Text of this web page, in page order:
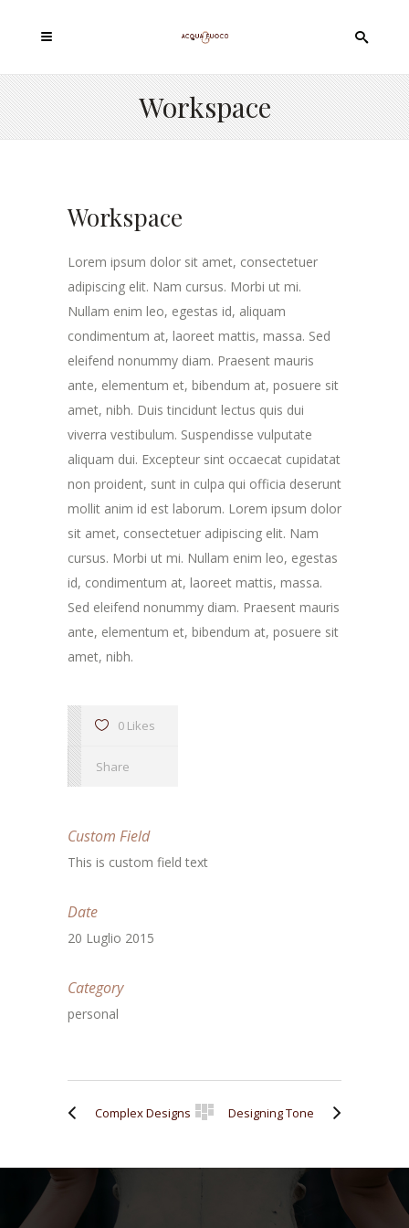
Workspace
Workspace
Lorem ipsum dolor sit amet, consectetuer
adipiscing elit. Nam cursus. Morbi ut mi.
Nullam enim leo, egestas id, aliquam
condimentum at, laoreet mattis, massa. Sed
eleifend nonummy diam. Praesent mauris
ante, elementum et, bibendum at, posuere sit
amet, nibh. Duis tincidunt lectus quis dui
viverra vestibulum. Suspendisse vulputate
aliquam dui. Excepteur sint occaecat cupidatat
non proident, sunt in culpa qui officia deserunt
mollit anim id est laborum. Lorem ipsum dolor
sit amet, consectetuer adipiscing elit. Nam
cursus. Morbi ut mi. Nullam enim leo, egestas
id, condimentum at, laoreet mattis, massa.
Sed eleifend nonummy diam. Praesent mauris
ante, elementum et, bibendum at, posuere sit
amet, nibh.
0 Likes
Share
Custom Field
This is custom field text
Date
20 Luglio 2015
Category
personal
Complex Designs Designing Tone